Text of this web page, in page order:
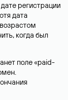
регистрации
дата
когда был
поле «paid-